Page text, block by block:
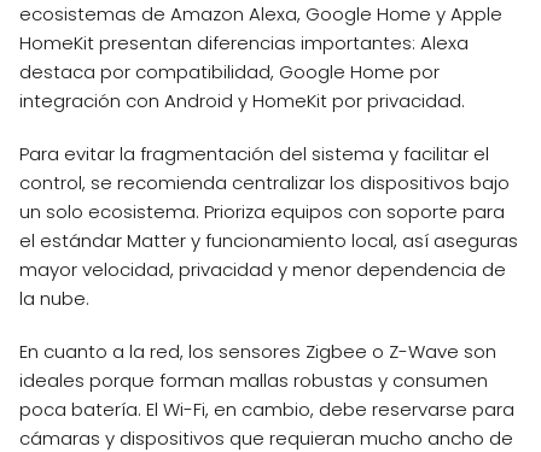
ecosistemas de Amazon Alexa, Google Home y Apple
HomeKit presentan diferencias importantes: Alexa
destaca por compatibilidad, Google Home por
integración con Android y HomeKit por privacidad.
Para evitar la fragmentación del sistema y facilitar el
control, se recomienda centralizar los dispositivos bajo
un solo ecosistema. Prioriza equipos con soporte para
el estándar Matter y funcionamiento local, así aseguras
mayor velocidad, privacidad y menor dependencia de
la nube.
En cuanto a la red, los sensores Zigbee o Z-Wave son
ideales porque forman mallas robustas y consumen
poca batería. El Wi-Fi, en cambio, debe reservarse para
cámaras y dispositivos que requieran mucho ancho de